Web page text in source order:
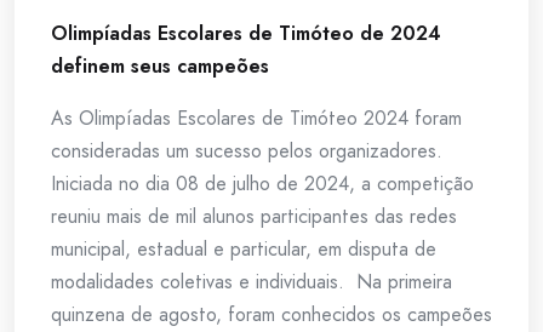
Olimpíadas Escolares de Timóteo de 2024
definem seus campeões
As Olimpíadas Escolares de Timóteo 2024 foram
consideradas um sucesso pelos organizadores.
Iniciada no dia 08 de julho de 2024, a competição
reuniu mais de mil alunos participantes das redes
municipal, estadual e particular, em disputa de
modalidades coletivas e individuais. Na primeira
quinzena de agosto, foram conhecidos os campeões